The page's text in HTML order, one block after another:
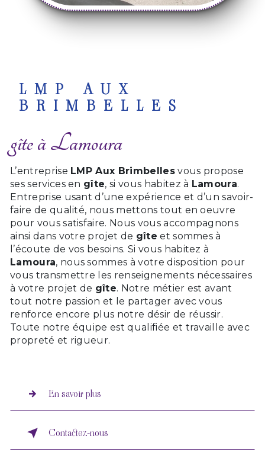
LMP AUX
BRIMBELLES
gîte à Lamoura
L’entreprise LMP Aux Brimbellesvous propose
ses services en gîte, si vous habitez à Lamoura.
Entreprise usant d’une expérience et d’un savoir-
faire de qualité, nous mettons tout en oeuvre
pour vous satisfaire. Nous vous accompagnons
ainsi dans votre projet de gîte et sommes à
l’écoute de vos besoins. Si vous habitez à
Lamoura, nous sommes à votre disposition pour
vous transmettre les renseignements nécessaires
à votre projet de gîte. Notre métier est avant
tout notre passion et le partager avec vous
renforce encore plus notre désir de réussir.
Toute notre équipe est qualifiée et travaille avec
propreté et rigueur.
En savoir plus
Contactez-nous